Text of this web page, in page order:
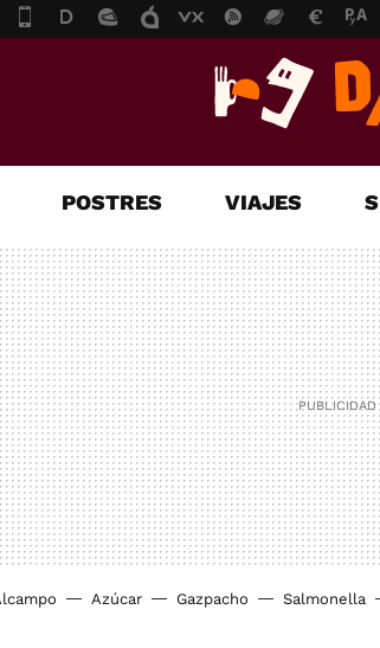
POSTRES VIAJES
Azúcar Gazpacho Salmonella